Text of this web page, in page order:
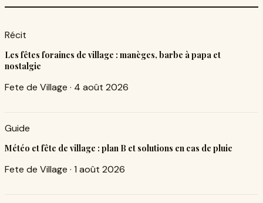
Récit
Les fêtes foraines de village : manèges, barbe à papa et
nostalgie
Fete de Village · 4 août 2026
Guide
Météo et fête de village : plan B et solutions en cas de pluie
Fete de Village · 1 août 2026